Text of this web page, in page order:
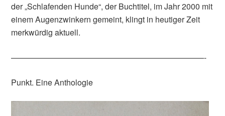
der „Schlafenden Hunde“, der Buchtitel, im Jahr 2000 mit
einem Augenzwinkern gemeint, klingt in heutiger Zeit
merkwürdig aktuell.
————————————————————————-
Punkt. Eine Anthologie